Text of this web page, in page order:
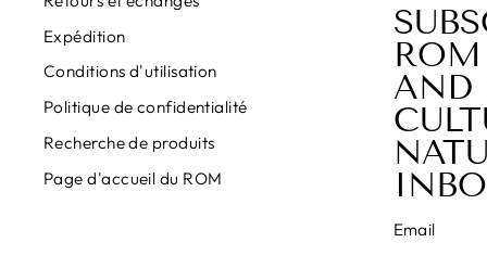
Expédition
Conditions d'utilisation
Politique de confidentialité
Recherche de produits
Page d'accueil du ROM
AND
Email